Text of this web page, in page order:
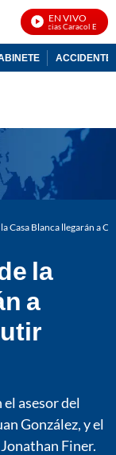
EN VIVO
Noticias Caracol En Vivo
ACCIDENTE
Casa Blanca llegarán a
la
a
asesor del
González, y el
Finer.